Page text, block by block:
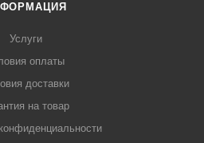
Услуги
оплаты
доставки
на товар